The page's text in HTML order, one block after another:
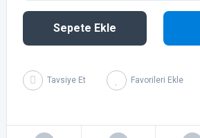
Sepete Ekle
Tavsiye Et